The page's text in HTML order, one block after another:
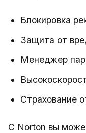
Блокировка
Защита от
Менеджер
Страхование
С Norton вы